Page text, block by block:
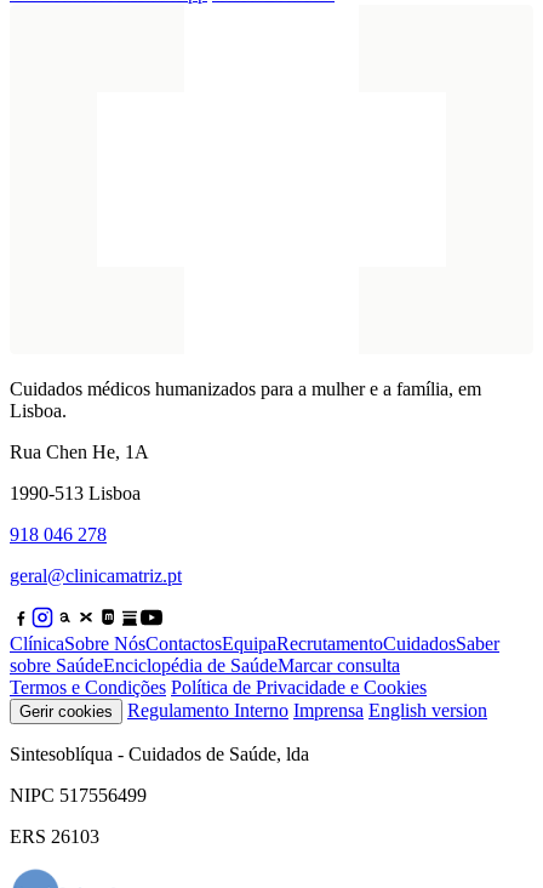
Cuidados médicos humanizados para a mulher e a família, em
Lisboa.
Rua Chen He, 1A
1990-513 Lisboa
918 046 278
geral@clinicamatriz.pt
ClínicaSobre NósContactosEquipaRecrutamentoCuidadosSaber
sobre SaúdeEnciclopédia de SaúdeMarcar consulta
Termos e Condições Política de Privacidade e Cookies
Gerir cookies Regulamento Interno Imprensa English version
Sintesoblíqua - Cuidados de Saúde, lda
NIPC 517556499
ERS 26103